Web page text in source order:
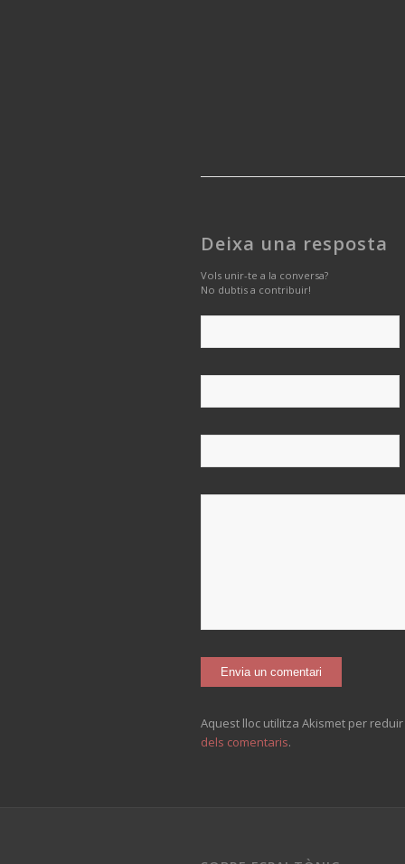
Deixa una resposta
Vols unir-te a la conversa?
No dubtis a contribuir!
Aquest lloc utilitza Akismet per
dels comentaris.